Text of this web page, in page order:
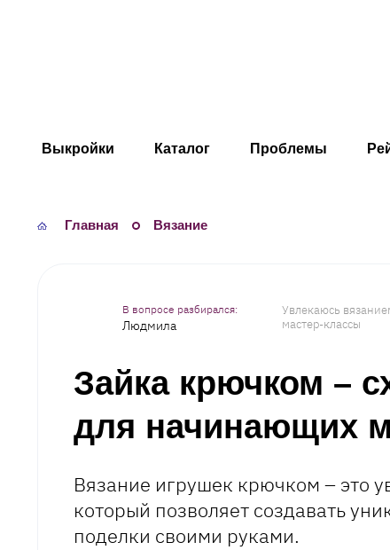
Выкройки Каталог Проблемы
Главная Вязание
Людмила
Увлекаюсь
мастер-классы
Зайка крючком –
для начинающих
Вязание игрушек крючком – это
который позволяет создавать
поделки своими руками.